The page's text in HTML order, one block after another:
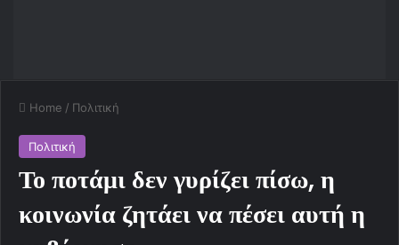
Home / Πολιτική
Πολιτική
Το ποτάμι δεν γυρίζει πίσω, η
κοινωνία ζητάει να πέσει αυτή η